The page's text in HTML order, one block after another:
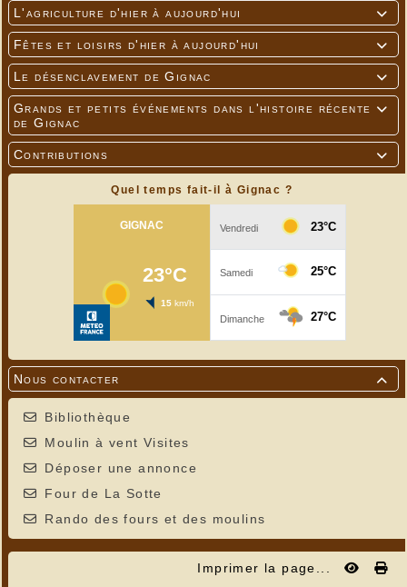

L'agriculture d'hier à aujourd'hui

Fêtes et loisirs d'hier à aujourd'hui

Le désenclavement de Gignac

Grands et petits événements dans l'histoire récente
de Gignac

Contributions
Quel temps fait-il à Gignac ?

Nous contacter
Bibliothèque
Moulin à vent Visites
Déposer une annonce
Four de La Sotte
Rando des fours et des moulins
Imprimer la page...